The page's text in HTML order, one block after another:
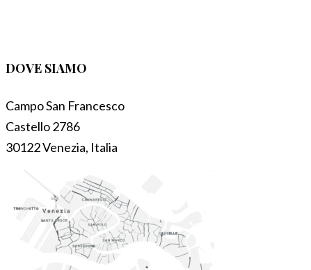
DOVE SIAMO
Campo San Francesco
Castello 2786
30122 Venezia, Italia